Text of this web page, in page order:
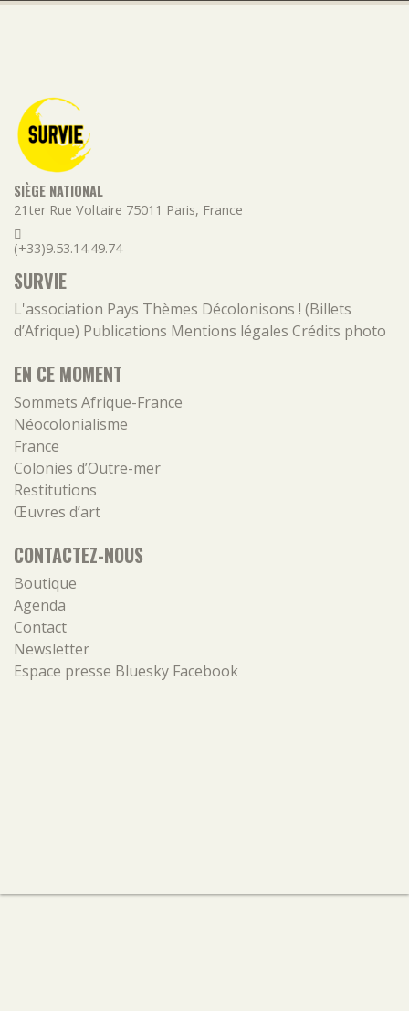
SIÈGE NATIONAL
21ter Rue Voltaire 75011 Paris, France
(+33)9.53.14.49.74
SURVIE
L'association Pays Thèmes Décolonisons ! (Billets
d’Afrique) Publications Mentions légales Crédits photo
EN CE MOMENT
Sommets Afrique-France
Néocolonialisme
France
Colonies d’Outre-mer
Restitutions
Œuvres d’art
CONTACTEZ-NOUS
Boutique
Agenda
Contact
Newsletter
Espace presse Bluesky Facebook